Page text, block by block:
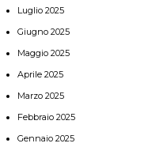
Luglio 2025
Giugno 2025
Maggio 2025
Aprile 2025
Marzo 2025
Febbraio 2025
Gennaio 2025